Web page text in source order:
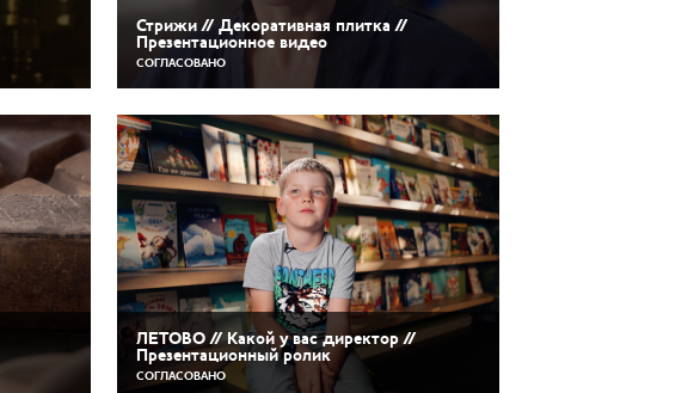
Стрижи // Декоративная плитка //
Презентационное видео
СОГЛАСОВАНО
ЛЕТОВО // Какой у вас директор //
Презентационный ролик
СОГЛАСОВАНО